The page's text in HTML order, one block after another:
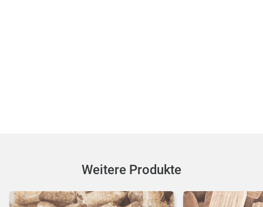
Weitere Produkte